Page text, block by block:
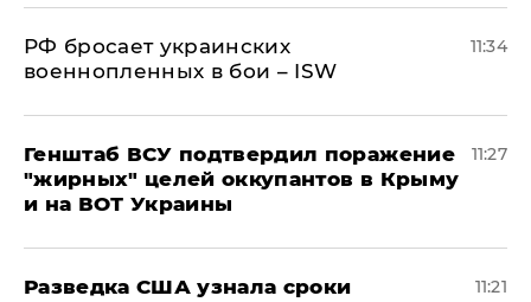
РФ бросает украинских
военнопленных в бои – ISW
11:34
Генштаб ВСУ подтвердил поражение
"жирных" целей оккупантов в Крыму
и на ВОТ Украины
11:27
Разведка США узнала сроки
11:21